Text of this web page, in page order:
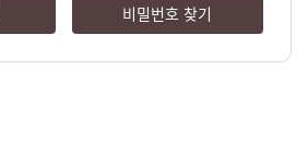
비밀번호 찾기